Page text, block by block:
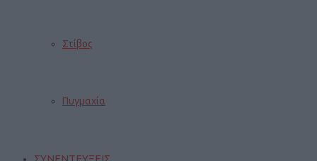
Στίβος
Πυγμαχία
ΣΥΝΕΝΤΕΥΞΕΙΣ